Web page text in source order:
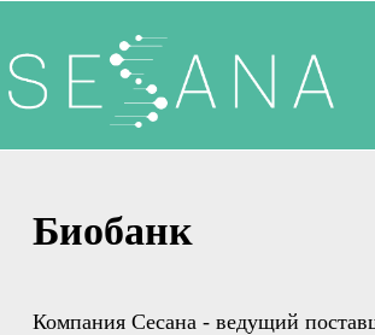
Биобанк
Компания Сесана - ведущий